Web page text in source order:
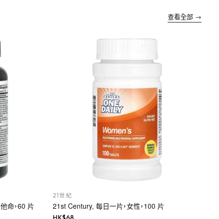
查看全部 →
命，60 片
21世紀
21st Century, 每日一片，女性，100 片